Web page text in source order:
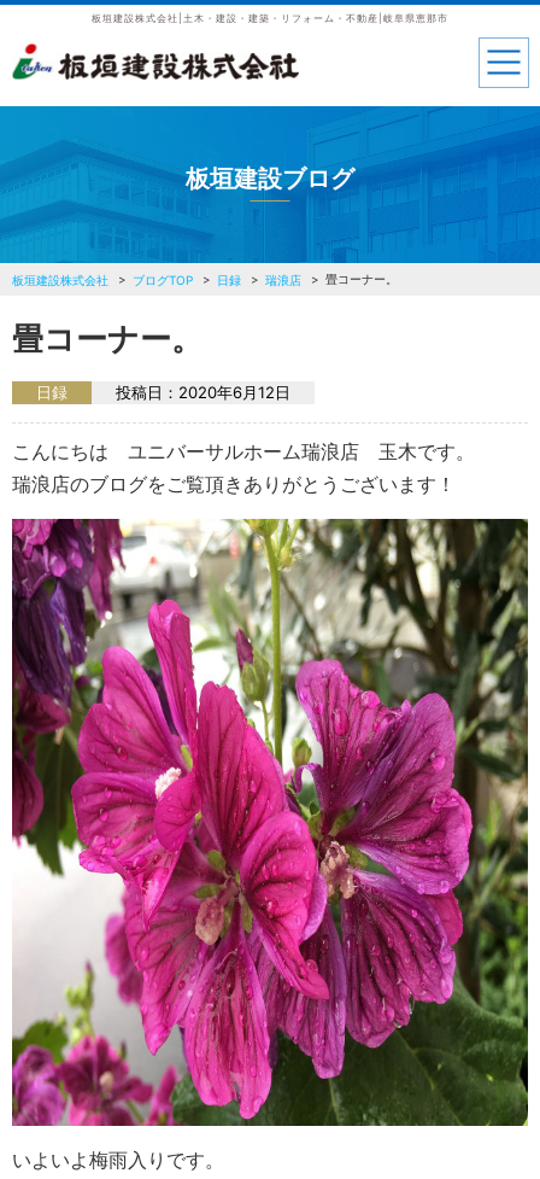
板垣建設株式会社|土木・建設・建築・リフォーム・不動産|岐阜県恵那市
板垣建設ブログ
板垣建設株式会社 ブログTOP 日録 瑞浪店 畳コーナー。
畳コーナー。
日録 投稿日： 2020年6月12日
こんにちは ユニバーサルホーム瑞浪店 玉木です。
瑞浪店のブログをご覧頂きありがとうございます！
いよいよ梅雨入りです。